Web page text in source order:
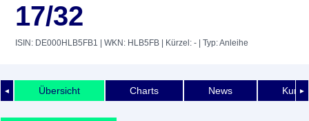
17/32
ISIN: DE000HLB5FB1 | WKN: HLB5FB | Kürzel: - | Typ: Anleihe
◄ ►
Übersicht Charts News